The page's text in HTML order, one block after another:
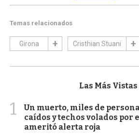
Temas relacionados
Girona Cristhian Stuani
Las Más Vistas
1
Un muerto, miles de
caídos y techos volados por
ameritó alerta roja